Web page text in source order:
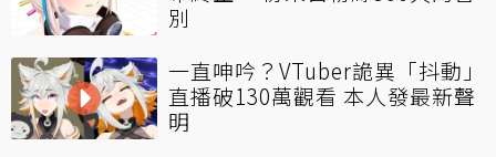
別
一直呻吟？VTuber詭異「抖動」
直播破130萬觀看 本人發最新聲
明